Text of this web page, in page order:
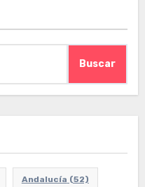
Buscar
Andalucía (52)